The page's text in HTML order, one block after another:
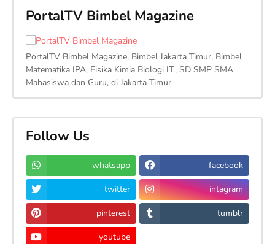
PortalTV Bimbel Magazine
PortalTV Bimbel Magazine, Bimbel Jakarta Timur, Bimbel
Matematika IPA, Fisika Kimia Biologi IT., SD SMP SMA
Mahasiswa dan Guru, di Jakarta Timur
Follow Us
whatsapp facebook
twitter intagram
pinterest tumblr
youtube